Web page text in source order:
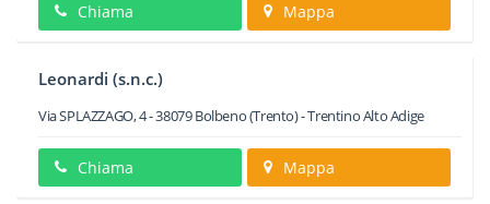
Chiama Mappa
Leonardi (s.n.c.)
Via SPLAZZAGO, 4-38079Bolbeno(Trento) -Trentino Alto Adige
Chiama Mappa